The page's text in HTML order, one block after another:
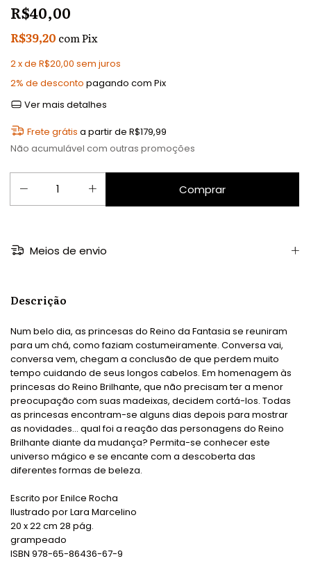
R$40,00
R$39,20 comPix
2x de R$20,00 sem juros
2% de desconto pagando com Pix
Ver mais detalhes
Frete grátis a partir de R$179,99
Não acumulável com outras promoções
Meios de envio
Descrição
Num belo dia, as princesas do Reino da Fantasia se reuniram
para um chá, como faziam costumeiramente. Conversa vai,
conversa vem, chegam a conclusão de que perdem muito
tempo cuidando de seus longos cabelos. Em homenagem às
princesas do Reino Brilhante, que não precisam ter a menor
preocupação com suas madeixas, decidem cortá-los. Todas
as princesas encontram-se alguns dias depois para mostrar
as novidades... qual foi a reação das personagens do Reino
Brilhante diante da mudança? Permita-se conhecer este
universo mágico e se encante com a descoberta das
diferentes formas de beleza.
Escrito por Enilce Rocha
Ilustrado por Lara Marcelino
20 x 22 cm 28 pág.
grampeado
ISBN 978-65-86436-67-9